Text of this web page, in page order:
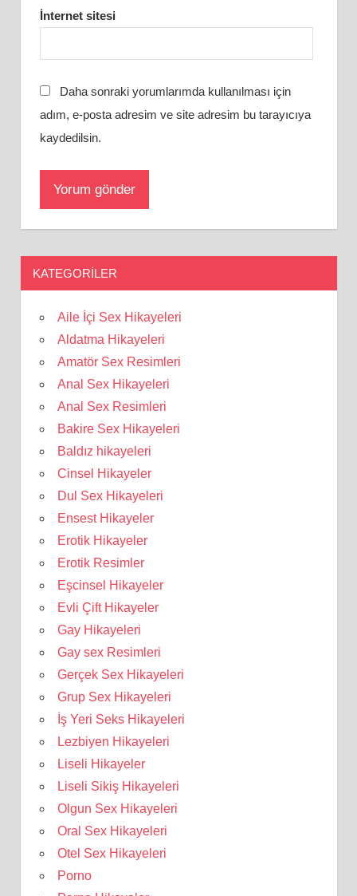
İnternet sitesi
Daha sonraki yorumlarımda kullanılması için
adım, e-posta adresim ve site adresim bu tarayıcıya
kaydedilsin.
KATEGORILER
Aile İçi Sex Hikayeleri
Aldatma Hikayeleri
Amatör Sex Resimleri
Anal Sex Hikayeleri
Anal Sex Resimleri
Bakire Sex Hikayeleri
Baldız hikayeleri
Cinsel Hikayeler
Dul Sex Hikayeleri
Ensest Hikayeler
Erotik Hikayeler
Erotik Resimler
Eşcinsel Hikayeler
Evli Çift Hikayeler
Gay Hikayeleri
Gay sex Resimleri
Gerçek Sex Hikayeleri
Grup Sex Hikayeleri
İş Yeri Seks Hikayeleri
Lezbiyen Hikayeleri
Liseli Hikayeler
Liseli Sikiş Hikayeleri
Olgun Sex Hikayeleri
Oral Sex Hikayeleri
Otel Sex Hikayeleri
Porno